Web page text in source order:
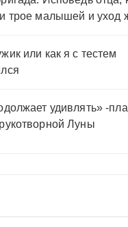
трое малышей и уход
или как я с тестем
удивлять» -
Луны